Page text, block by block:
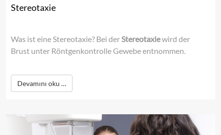
Stereotaxie
Was ist eine Stereotaxie? Bei der Stereotaxiewird der
Brust unter Röntgenkontrolle Gewebe entnommen.
Devamını oku …